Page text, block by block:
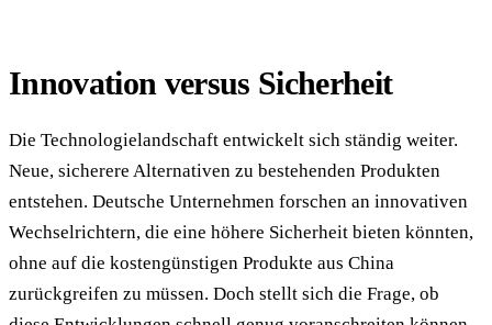
Innovation versus Sicherheit
Die Technologielandschaft entwickelt sich ständig weiter.
Neue, sicherere Alternativen zu bestehenden Produkten
entstehen. Deutsche Unternehmen forschen an innovativen
Wechselrichtern, die eine höhere Sicherheit bieten könnten,
ohne auf die kostengünstigen Produkte aus China
zurückgreifen zu müssen. Doch stellt sich die Frage, ob